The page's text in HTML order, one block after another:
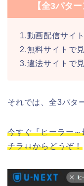
【全3パタ
1.動画配信サイ
2.無料サイトで
3.違法サイトで
それでは、全3パタ
今すぐ『ヒーラー
チラ↓↓からどうぞ！